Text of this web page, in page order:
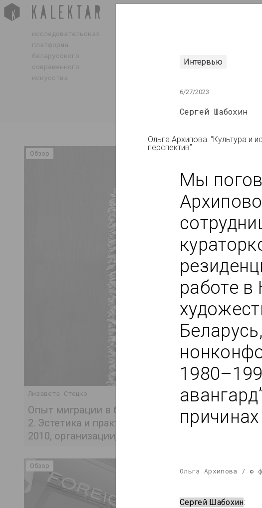
исследовательская
платформа
беларусского
современного
искусства
Обзор
Лизавета Стецко
Опыт миграции в беларусском искусстве. Часть
2. Эстетика и практики произведений после
2010, организации, транскультурные практики
Обзор
Интервью
6/27/2023
Сергей Шабохин
Ольга Архипова: “Культура и
перспектив”
Мы
работе
Ольга Архипова / ©
Сергей Шабохин: